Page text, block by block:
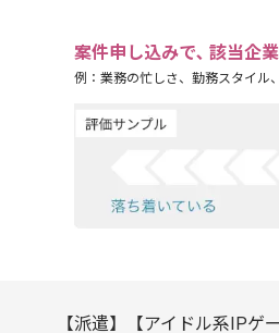
案件申し込みで､ 該当企
例：業務の忙しさ、勤務スタイル
【派遣】【アイドル系IP